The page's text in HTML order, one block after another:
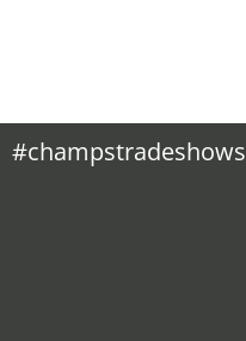
#champstradeshows